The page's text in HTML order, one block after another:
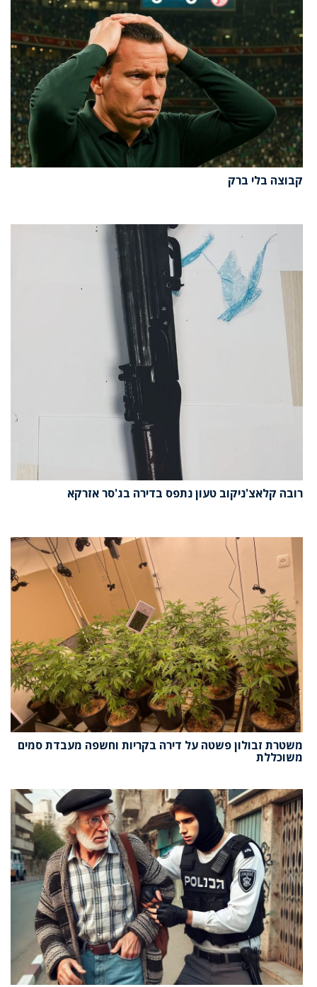
קבוצה בלי ברק
רובה קלאצ'ניקוב טעון נתפס בדירה בג'סר אזרקא
משטרת זבולון פשטה על דירה בקריות וחשפה מעבדת סמים
משוכללת